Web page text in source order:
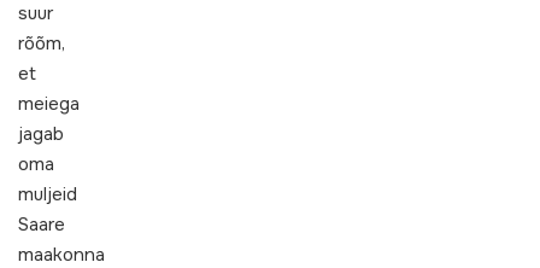
suur
rõõm,
et
meiega
jagab
oma
muljeid
Saare
maakonna